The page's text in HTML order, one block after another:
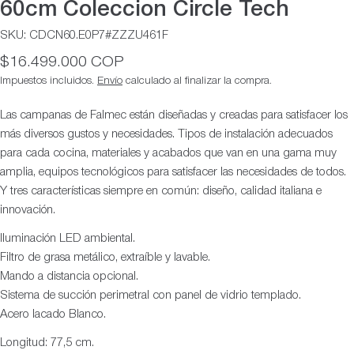
60cm Coleccion Circle Tech
SKU: CDCN60.E0P7#ZZZU461F
Precio
habitual
$16.499.000 COP
Impuestos incluidos. Envío calculado al finalizar la compra.
Las campanas de Falmec están diseñadas y creadas para satisfacer los
más diversos gustos y necesidades. Tipos de instalación adecuados
para cada cocina, materiales y acabados que van en una gama muy
amplia, equipos tecnológicos para satisfacer las necesidades de todos.
Y tres características siempre en común: diseño, calidad italiana e
innovación.
Iluminación LED ambiental.
Filtro de grasa metálico, extraíble y lavable.
Mando a distancia opcional.
Sistema de succión perimetral con panel de vidrio templado.
Acero lacado Blanco.
Longitud: 77,5 cm.